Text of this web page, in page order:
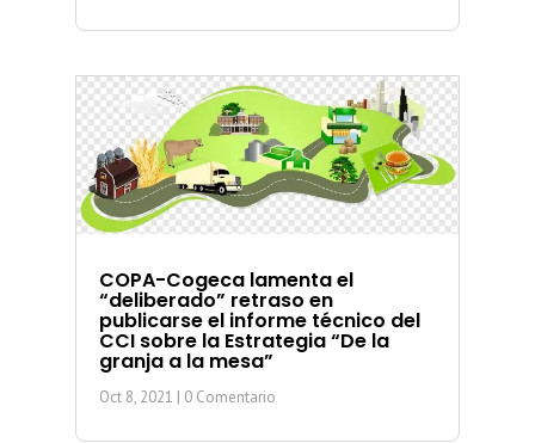
COPA-Cogeca lamenta el
“deliberado” retraso en
publicarse el informe técnico del
CCI sobre la Estrategia “De la
granja a la mesa”
Oct 8, 2021 | 0 Comentario